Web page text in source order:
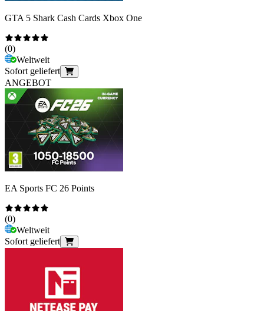
GTA 5 Shark Cash Cards Xbox One
(0)
Weltweit
Sofort geliefert
ANGEBOT
EA Sports FC 26 Points
(0)
Weltweit
Sofort geliefert